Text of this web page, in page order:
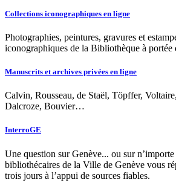
Collections iconographiques en ligne
Photographies, peintures, gravures et
iconographiques de la Bibliothèque à portée
Manuscrits et archives privées en ligne
Calvin, Rousseau, de Staël, Töpffer,
Dalcroze, Bouvier…
InterroGE
Une question sur Genève... ou sur
bibliothécaires de la Ville de Genève vous
trois jours à l’appui de sources fiables.